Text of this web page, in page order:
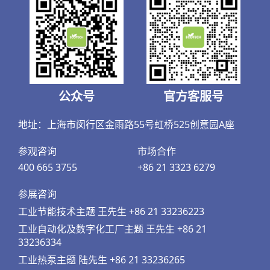
公众号 官方客服号
地址：上海市闵行区金雨路55号虹桥525创意园A座
参观咨询
400 665 3755
市场合作
+86 21 3323 6279
参展咨询
工业节能技术主题 王先生 +86 21 33236223
工业自动化及数字化工厂主题 王先生 +86 21
33236334
工业热泵主题 陆先生 +86 21 33236265